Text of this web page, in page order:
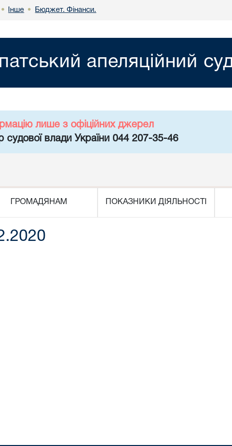
• Інше • Бюджет. Фінанси.
апеляційний
лише з офіційних джерел
судової влади України 044 207-35-46
ГРОМАДЯНАМ ПОКАЗНИКИ ДІЯЛЬНОСТІ